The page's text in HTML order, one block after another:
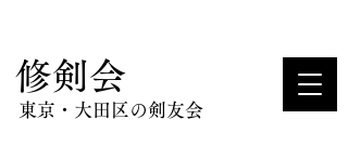
​修剣会
東京・大田区の剣友会